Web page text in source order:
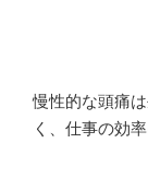
慢性的な頭痛
く、仕事の効